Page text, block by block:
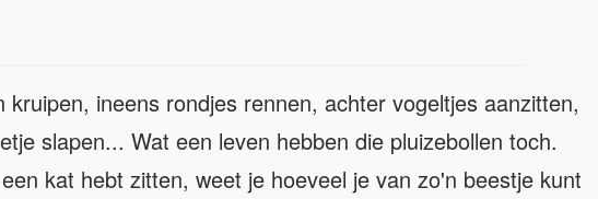
kruipen, ineens rondjes rennen, achter vogeltjes aanzitten,
slapen... Wat een leven hebben die pluizebollen toch.
kat hebt zitten, weet je hoeveel je van zo'n beestje kunt